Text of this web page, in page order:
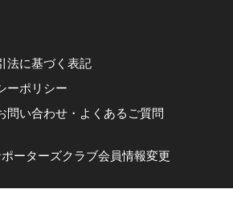
法に基づく表記
ーポリシー
問い合わせ・よくあるご質問
ーターズクラブ会員情報変更